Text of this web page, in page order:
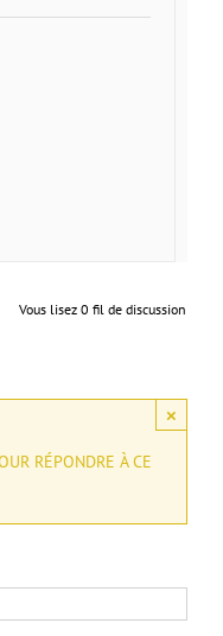
Vous lisez 0 fil de discussion
×
RÉPONDRE À CE